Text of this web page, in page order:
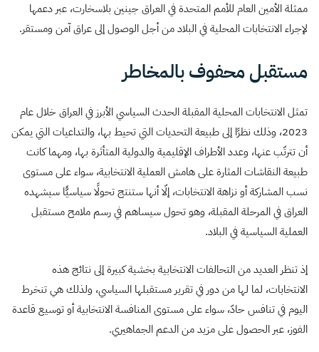
ممثلة الأمين العام للأمم المتحدة في العراق جينين بلاسخارت، عبر دعمها
لإجراء الانتخابات المحلية في البلاد من أجل الوصول إلى عراق آمن ومستقر.
مستقبل محفوف بالمخاطر
تمثل الانتخابات المحلية المقبلة الحدث السياسي الأبرز في العراق خلال عام
2023، وذلك نظرًا إلى طبيعة التحديات التي تحيط بها، والتداعيات التي يمكن
أن تترتّب عنها، وعدد الأطراف الإقليمية والدولية المتأثرة بها، ومهما كانت
طبيعة النقاشات المثارة على هامش العملية الانتخابية، سواء على مستوى
نسب المشاركة أو نزاهة الانتخابات، إلّا أنها ستنتج تحولًا سياسيًّا سيشهده
العراق في المرحلة المقبلة، وهو تحول سيساهم في رسم ملامح مستقبل
العملية السياسية في البلاد.
إذ تنظر العديد من التحالفات الانتخابية بخشية كبيرة إلى نتائج هذه
الانتخابات، لما لها من دور في تقرير مستقبلها السياسي، ولذلك هي تنخرط
اليوم في تنافس حادّ، سواء على مستوى المنافسة الانتخابية أو توسيع قاعدة
الفوز، عبر الحصول على مزيد من الدعم الجماهيري.